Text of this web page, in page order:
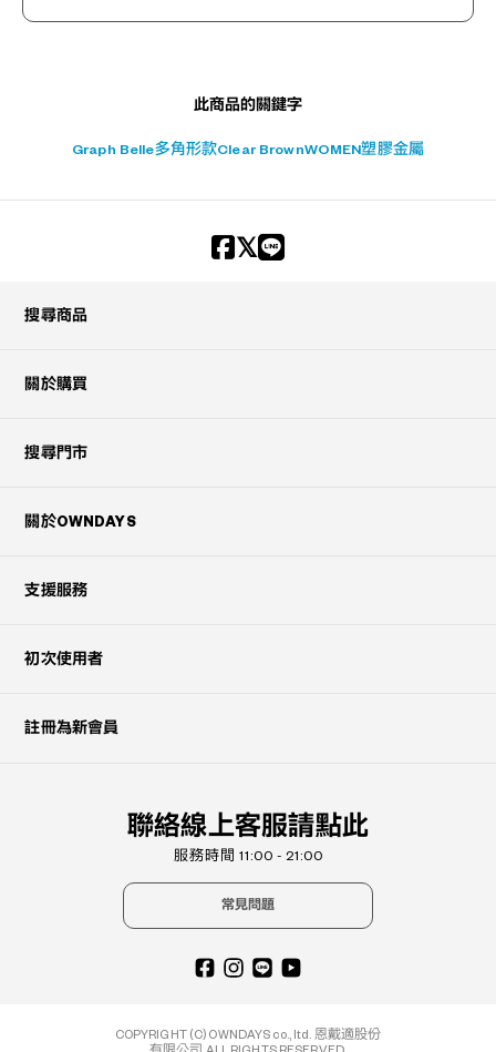
此商品的關鍵字
Graph Belle多角形款Clear BrownWOMEN塑膠金屬
搜尋商品
關於購買
搜尋門市
關於OWNDAYS
支援服務
初次使用者
註冊為新會員
聯絡線上客服請點此
服務時間 11:00 - 21:00
常見問題
COPYRIGHT (C) OWNDAYS co., ltd. 恩戴適股份